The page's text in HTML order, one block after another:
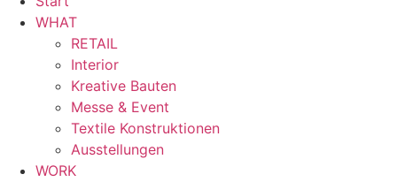
WHAT
RETAIL
Interior
Kreative Bauten
Messe & Event
Textile Konstruktionen
Ausstellungen
WORK